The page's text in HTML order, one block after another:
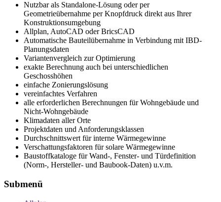
Nutzbar als Standalone-Lösung oder per
Geometrieübernahme per Knopfdruck direkt aus Ihrer
Konstruktionsumgebung
Allplan, AutoCAD oder BricsCAD
Automatische Bauteilübernahme in Verbindung mit IBD-
Planungsdaten
Variantenvergleich zur Optimierung
exakte Berechnung auch bei unterschiedlichen
Geschosshöhen
einfache Zonierungslösung
vereinfachtes Verfahren
alle erforderlichen Berechnungen für Wohngebäude und
Nicht-Wohngebäude
Klimadaten aller Orte
Projektdaten und Anforderungsklassen
Durchschnittswert für interne Wärmegewinne
Verschattungsfaktoren für solare Wärmegewinne
Baustoffkataloge für Wand-, Fenster- und Türdefinition
(Norm-, Hersteller- und Baubook-Daten) u.v.m.
Submenü